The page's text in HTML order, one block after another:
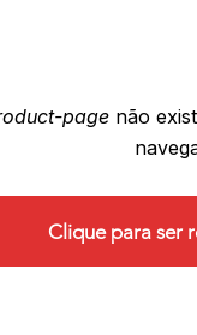
page não
Clique para ser